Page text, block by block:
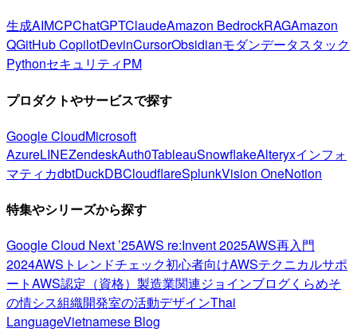
生成AIMCPChatGPTClaudeAmazon BedrockRAGAmazon
QGitHub CopilotDevinCursorObsidianモダンデータスタック
PythonセキュリティPM
プロダクトやサービスで探す
Google CloudMicrosoft
AzureLINEZendeskAuth0TableauSnowflakeAlteryxインフォ
マティカdbtDuckDBCloudflareSplunkVision OneNotion
特集やシリーズから探す
Google Cloud Next ’25AWS re:Invent 2025AWS再入門
2024AWSトレンドチェック初心者向けAWSテクニカルサポ
ートAWS認定（資格） 製造業関連ジョインブログくらめそ
の情シス組織開発室の活動デザインThai
LanguageVietnamese Blog